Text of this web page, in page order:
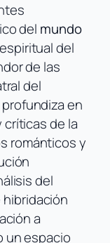
del mundo
del
de las
del
en
críticas de la
románticos y
del
a
un espacio